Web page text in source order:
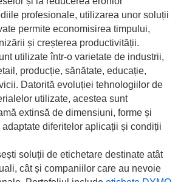
profesionale, utilizarea unor soluții
permite economisirea timpului,
și creșterea productivității.
utilizate într-o varietate de industrii,
producție, sănătate, educație,
Datorită evoluției tehnologiilor de
utilizate, acestea sunt
extinsă de dimensiuni, forme și
diferitelor aplicații și condiții
soluții de etichetare destinate atât
cât și companiilor care au nevoie